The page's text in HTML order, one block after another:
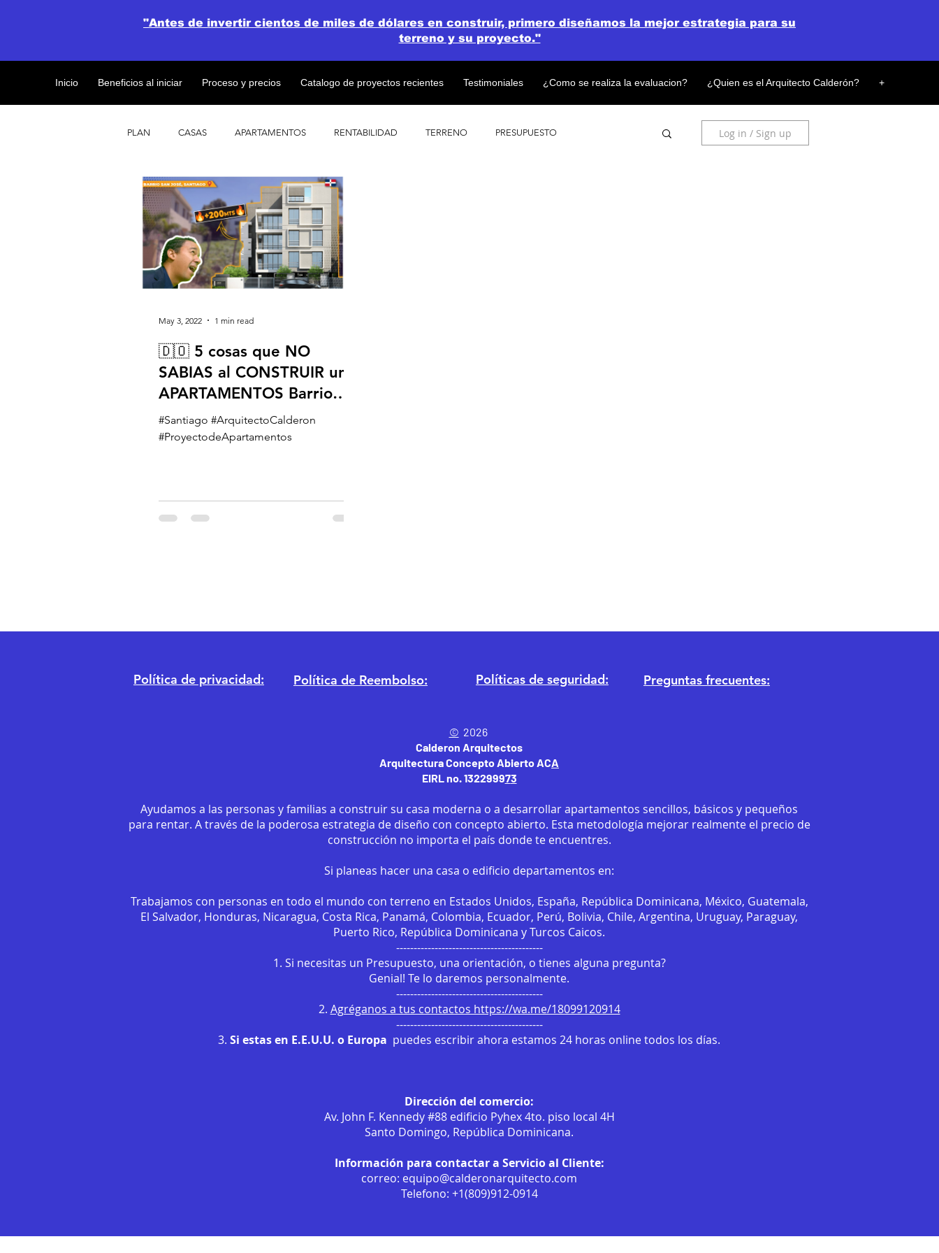
Inicio Beneficios al iniciar Proceso y precios Catalogo de proyectos recientes Testimoniales ¿Como se realiza la evaluacion? ¿Quien es el Arquitecto Calderón? +
"Antes de invertir cientos de miles de dólares en construir, primero diseñamos la mejor estrategia para su
terreno y su proyecto."
PLAN CASAS APARTAMENTOS RENTABILIDAD TERRENO PRESUPUESTO
CATALOGO DE CONCEPTO ABIERTO PROYECTOS
OBRAS DE CONSTRUCCION
Log in / Sign up
🇩🇴 5 cosas que NO
SABIAS al CONSTRUIR un
APARTAMENTOS Barrio
San José Santiago
#Santiago #ArquitectoCalderon
#ProyectodeApartamentos
May 3, 2022 1 min read
Política de privacidad: Política de Reembolso: Políticas de seguridad: Preguntas frecuentes:
© 2026
Calderon Arquitectos
Arquitectura Concepto Abierto ACA
EIRL no. 132299973
Ayudamos a las personas y familias a construir su casa moderna o a desarrollar apartamentos sencillos, básicos y pequeños
para rentar. A través de la poderosa estrategia de diseño con concepto abierto. Esta metodología mejorar realmente el precio de
construcción no importa el país donde te encuentres.
Si planeas hacer una casa o edificio departamentos en:
Trabajamos con personas en todo el mundo con terreno en Estados Unidos, España, República Dominicana, México, Guatemala,
El Salvador, Honduras, Nicaragua, Costa Rica, Panamá, Colombia, Ecuador, Perú, Bolivia, Chile, Argentina, Uruguay, Paraguay,
Puerto Rico, República Dominicana y Turcos Caicos.
------------------------------------------
1. Si necesitas un Presupuesto, una orientación, o tienes alguna pregunta?
Genial! Te lo daremos personalmente.
------------------------------------------
2. Agréganos a tus contactos https://wa.me/18099120914
------------------------------------------
3. Si estas en E.E.U.U. o Europa puedes escribir ahora estamos 24 horas online todos los días.
Dirección del comercio:
Av. John F. Kennedy #88 edificio Pyhex 4to. piso local 4H
Santo Domingo, República Dominicana.
Información para contactar a Servicio al Cliente:
correo: equipo@calderonarquitecto.com
Telefono: +1(809)912-0914